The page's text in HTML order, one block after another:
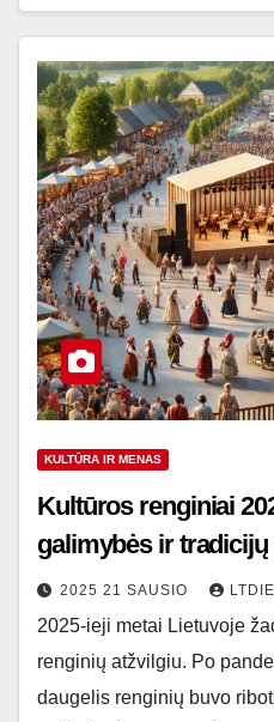
KULTŪRA IR MENAS
Kultūros renginiai
galimybės ir
2025 21 SAUSIO
2025-ieji metai Lietuvoje
renginių atžvilgiu. Po
daugelis renginių buvo